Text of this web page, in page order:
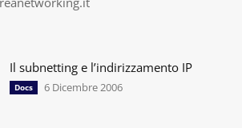
Il subnetting e l’indirizzamento IP
Docs 6 Dicembre 2006